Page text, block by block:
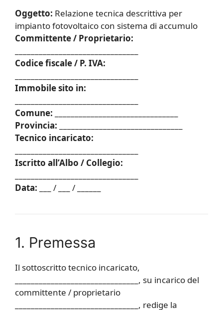
Oggetto: Relazione tecnica descrittiva per
impianto fotovoltaico con sistema di accumulo
Committente / Proprietario:
Codice fiscale / P. IVA:
Immobile sito in:
Comune:
Provincia:
Tecnico incaricato:
Iscritto all’Albo / Collegio:
Data: ___ / ___ / ______
1. Premessa
Il sottoscritto tecnico incaricato,
_______________________________, su incarico del
committente / proprietario
_______________________________, redige la